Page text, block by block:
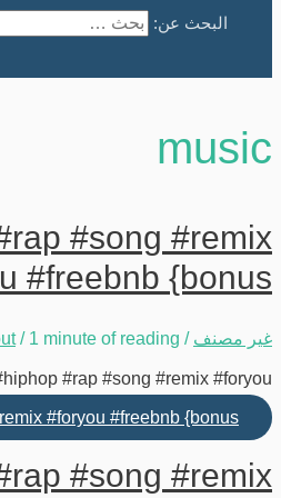
البحث عن:
music
#song #remix
#freebnb {bonus
غير مصنف /
/ 1 minute of reading
#rap #song #remix #foryou …
#foryou #freebnb {bonus
#song #remix